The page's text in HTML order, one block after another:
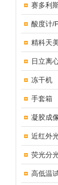
赛多利
酸度计/
精科天
日立离
冻干机
手套箱
凝胶成
近红外
荧光分
高低温